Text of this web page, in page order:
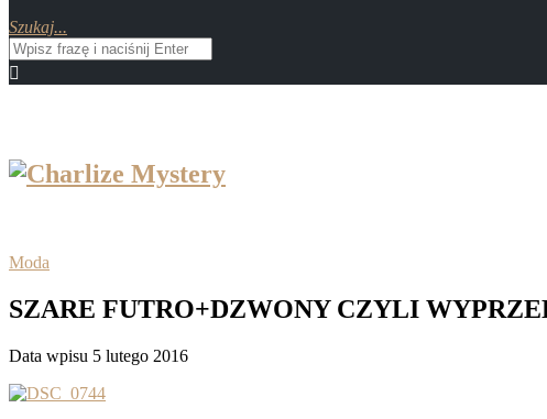
Szukaj...
Moda
SZARE FUTRO+DZWONY CZYLI
Data wpisu 5 lutego 2016